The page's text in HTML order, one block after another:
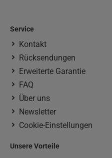
Service
Kontakt
Rücksendungen
Erweiterte Garantie
FAQ
Über uns
Newsletter
Cookie-Einstellungen
Unsere Vorteile